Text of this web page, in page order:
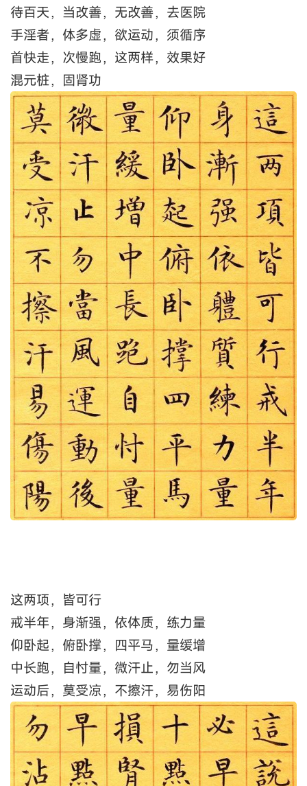
待百天，当改善，无改善，去医院
手淫者，体多虚，欲运动，须循序
首快走，次慢跑，这两样，效果好
混元桩，固肾功
这两项，皆可行
戒半年，身渐强，依体质，练力量
仰卧起，俯卧撑，四平马，量缓增
中长跑，自忖量，微汗止，勿当风
运动后，莫受凉，不擦汗，易伤阳